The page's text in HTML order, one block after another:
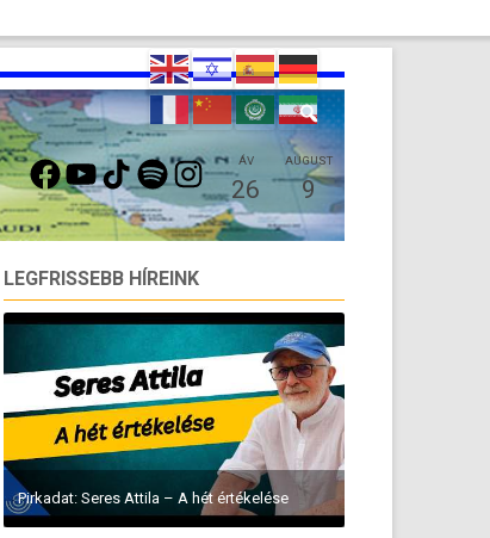
FACEBOOKYOUTUBETIKTOKSPOTIFYINSTAGRAMÁV
26
AUGUST
9
LEGFRISSEBB HÍREINK
Pirkadat: Seres Attila – A hét értékelése